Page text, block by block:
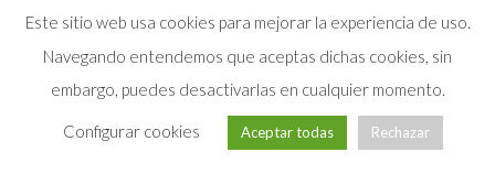
Este sitio web usa cookies para mejorar la experiencia de uso.
Navegando entendemos que aceptas dichas cookies, sin
embargo, puedes desactivarlas en cualquier momento.
Configurar cookies Aceptar todas Rechazar